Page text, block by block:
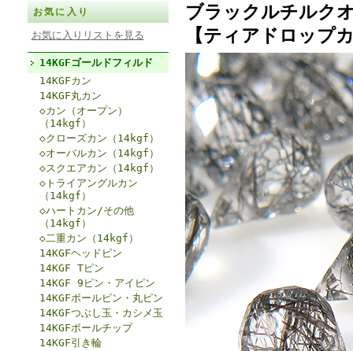
お気に入り
お気に入りリストを見る
14KGFゴールドフィルド
14KGFカン
14KGF丸カン
◇カン（オープン）
（14kgf）
◇クローズカン（14kgf）
◇オーバルカン（14kgf）
◇スクエアカン（14kgf）
◇トライアングルカン
（14kgf）
◇ハートカン/その他
（14kgf）
◇二重カン（14kgf）
14KGFヘッドピン
14KGF Tピン
14KGF 9ピン・アイピン
14KGFボールピン・丸ピン
14KGFつぶし玉・カシメ玉
14KGFボールチップ
14KGF引き輪
ブラックルチルク
【ティアドロッ